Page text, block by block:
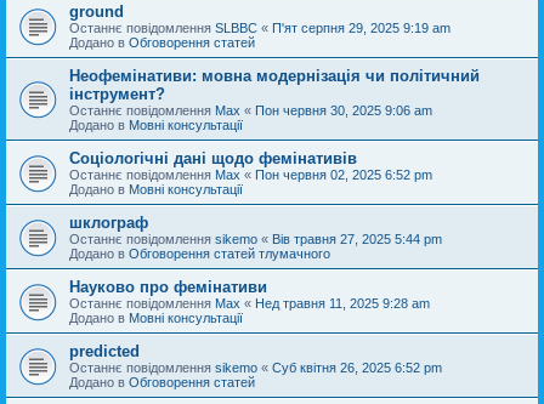
ground
Останнє повідомлення SLBBC « П'ят серпня 29, 2025 9:19 am
Додано в Обговорення статей
Неофемінативи: мовна модернізація чи політичний
інструмент?
Останнє повідомлення Max « Пон червня 30, 2025 9:06 am
Додано в Мовні консультації
Соціологічні дані щодо фемінативів
Останнє повідомлення Max « Пон червня 02, 2025 6:52 pm
Додано в Мовні консультації
шклограф
Останнє повідомлення sikemo « Вів травня 27, 2025 5:44 pm
Додано в Обговорення статей тлумачного
Науково про фемінативи
Останнє повідомлення Max « Нед травня 11, 2025 9:28 am
Додано в Мовні консультації
predicted
Останнє повідомлення sikemo « Суб квітня 26, 2025 6:52 pm
Додано в Обговорення статей